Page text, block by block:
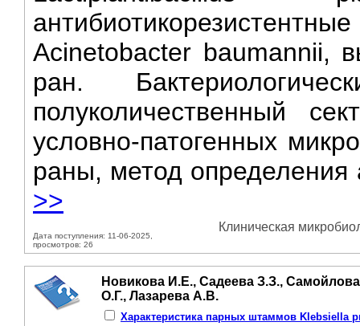
Acinetobacter baumannii,
ран.
полуколичественный
условно-патогенных
раны, метод определения
>>
Дата поступления: 11-06-2025,
просмотров: 26
Клиническая
Новикова И.Е., Садеева З.З.,
О.Г., Лазарева А.В.
Характеристика парных штаммов Klebsiella